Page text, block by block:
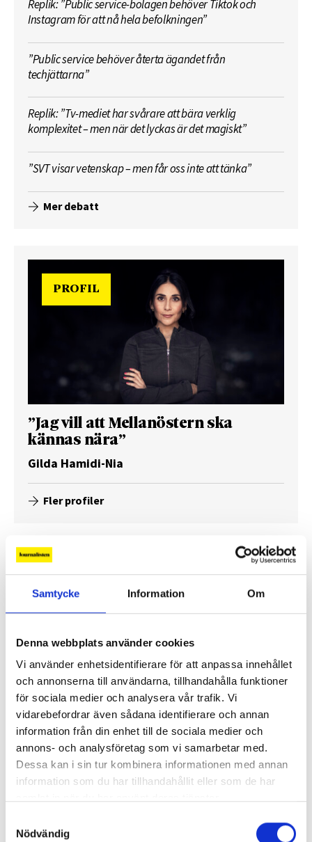
Samtycke Information Om
Denna webbplats använder cookies
Vi använder enhetsidentifierare för att anpassa innehållet
och annonserna till användarna, tillhandahålla funktioner
för sociala medier och analysera vår trafik. Vi
vidarebefordrar även sådana identifierare och annan
information från din enhet till de sociala medier och
annons- och analysföretag som vi samarbetar med.
Dessa kan i sin tur kombinera informationen med annan
information som du har tillhandahållit eller som de har
Nödvändig
Replik: ”Public service-bolagen behöver Tiktok och
Instagram för att nå hela befolkningen”
”Public service behöver återta ägandet från
techjättarna”
Replik: ”Tv-mediet har svårare att bära verklig
komplexitet – men när det lyckas är det magiskt”
”SVT visar vetenskap – men får oss inte att tänka”
Mer debatt
PROFIL
”Jag vill att Mellanöstern ska
kännas nära”
Gilda Hamidi-Nia
Fler profiler
Lönerna – redaktion för redaktion
Så mycket tjänar vi – och våra chefer